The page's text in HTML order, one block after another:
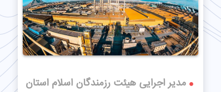
مدیر اجرایی هیئت رزمندگان اسلام استان